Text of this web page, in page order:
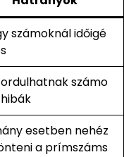
számoknál időigé
számo
esetben nehéz
a prímszáms